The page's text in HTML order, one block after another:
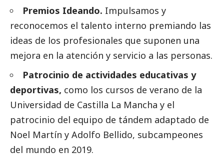
Premios Ideando. Impulsamos y
reconocemos el talento interno premiando las
ideas de los profesionales que suponen una
mejora en la atención y servicio a las personas.
Patrocinio de actividades educativas y
deportivas, como los cursos de verano de la
Universidad de Castilla La Mancha y el
patrocinio del equipo de tándem adaptado de
Noel Martín y Adolfo Bellido, subcampeones
del mundo en 2019.